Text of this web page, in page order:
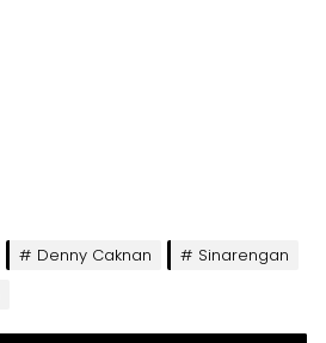
Denny Caknan
Sinarengan